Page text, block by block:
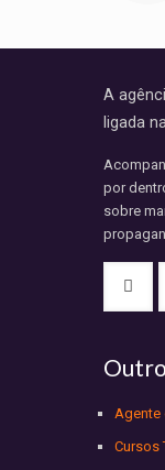
A
ligada
por
sobre
Agente
Cursos